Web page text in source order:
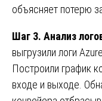
объясняет потерю
Шаг 3. Анализ
выгрузили логи
Построили график
входе и выходе.